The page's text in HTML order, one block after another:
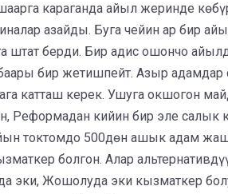
караганда айыл жеринде
азайды. Буга чейин ар бир
штат берди. Бир адис ошончо
бир жетишпейт. Азыр
катташ керек. Ушуга окшогон
Реформадан кийин бир эле салык
токтомдо 500дөн ашык адам
болгон. Алар
эки, Жошолуда эки кызматкер